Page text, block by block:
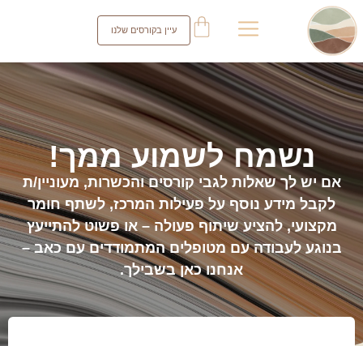
עיין בקורסים שלנו
נשמח לשמוע ממך!
אם יש לך שאלות לגבי קורסים והכשרות, מעוניין/ת
לקבל מידע נוסף על פעילות המרכז, לשתף חומר
מקצועי, להציע שיתוף פעולה – או פשוט להתייעץ
בנוגע לעבודה עם מטופלים המתמודדים עם כאב –
אנחנו כאן בשבילך.